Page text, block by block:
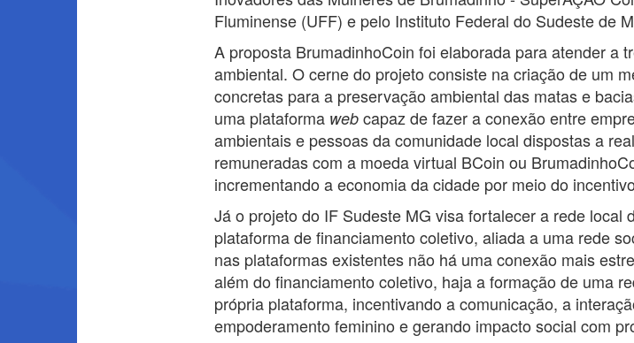
Fluminense (UFF) e pelo Instituto Federal do Sudeste de
A proposta BrumadinhoCoin foi elaborada para atender a
ambiental. O cerne do projeto consiste na criação de um
concretas para a preservação ambiental das matas e
uma plataforma web capaz de fazer a conexão entre
ambientais e pessoas da comunidade local dispostas a
remuneradas com a moeda virtual BCoin ou
incrementando a economia da cidade por meio do
Já o projeto do IF Sudeste MG visa fortalecer a rede local
plataforma de financiamento coletivo, aliada a uma rede
nas plataformas existentes não há uma conexão mais
além do financiamento coletivo, haja a formação de uma
própria plataforma, incentivando a comunicação, a
empoderamento feminino e gerando impacto social com